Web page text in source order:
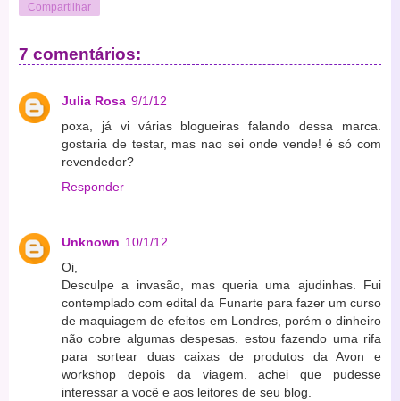
Compartilhar
7 comentários:
Julia Rosa 9/1/12
poxa, já vi várias blogueiras falando dessa marca.
gostaria de testar, mas nao sei onde vende! é só com
revendedor?
Responder
Unknown 10/1/12
Oi,
Desculpe a invasão, mas queria uma ajudinhas. Fui
contemplado com edital da Funarte para fazer um curso
de maquiagem de efeitos em Londres, porém o dinheiro
não cobre algumas despesas. estou fazendo uma rifa
para sortear duas caixas de produtos da Avon e
workshop depois da viagem. achei que pudesse
interessar a você e aos leitores de seu blog.